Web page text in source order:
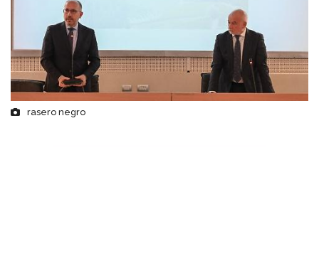
rasero negro